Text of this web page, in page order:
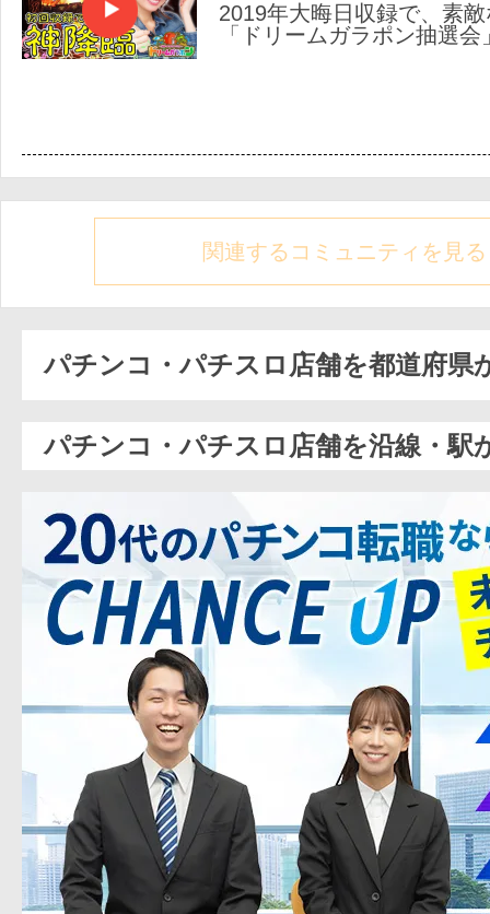
2019年大晦日収録で、素
「ドリームガラポン抽選会
関連するコミュニティを見る
パチンコ・パチスロ店舗を都道府県
パチンコ・パチスロ店舗を沿線・駅